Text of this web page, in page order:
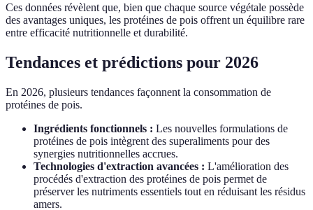
Ces données révèlent que, bien que chaque source végétale possède
des avantages uniques, les protéines de pois offrent un équilibre rare
entre efficacité nutritionnelle et durabilité.
Tendances et prédictions pour 2026
En 2026, plusieurs tendances façonnent la consommation de
protéines de pois.
Ingrédients fonctionnels : Les nouvelles formulations de
protéines de pois intègrent des superaliments pour des
synergies nutritionnelles accrues.
Technologies d'extraction avancées : L'amélioration des
procédés d'extraction des protéines de pois permet de
préserver les nutriments essentiels tout en réduisant les résidus
amers.